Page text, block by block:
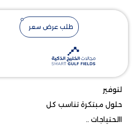
طلب عرض سعر
لتوفير
حلول مبتكرة تناسب كل
االحتياجات ..